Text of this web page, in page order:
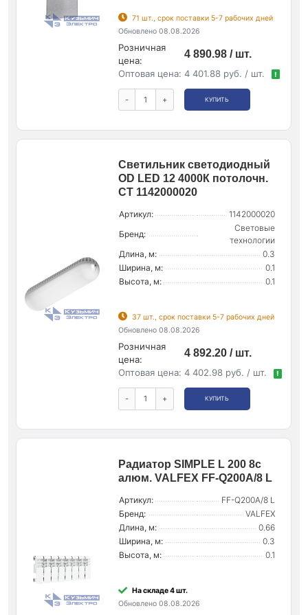
71 шт., срок поставки 5-7 рабочих дней
Обновлено 08.08.2026
Розничная
цена:
4 890.98 / шт.
Оптовая цена: 4 401.88 руб. / шт. !
- + КУПИТЬ
Светильник светодиодный
OD LED 12 4000К потолочн.
СТ 1142000020
Артикул:
1142000020
Бренд:
Световые
технологии
Длина, м:
0.3
Ширина, м:
0.1
Высота, м:
0.1
37 шт., срок поставки 5-7 рабочих дней
Обновлено 08.08.2026
Розничная
цена:
4 892.20 / шт.
Оптовая цена: 4 402.98 руб. / шт. !
- + КУПИТЬ
Радиатор SIMPLE L 200 8с
алюм. VALFEX FF-Q200A/8 L
Артикул:
FF-Q200A/8 L
Бренд:
VALFEX
Длина, м:
0.66
Ширина, м:
0.3
Высота, м:
0.1
На складе 4 шт.
Обновлено 08.08.2026